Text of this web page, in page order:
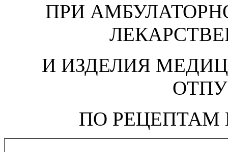
ПРИ
И ИЗДЕЛИЯ
ПО РЕЦЕПТАМ